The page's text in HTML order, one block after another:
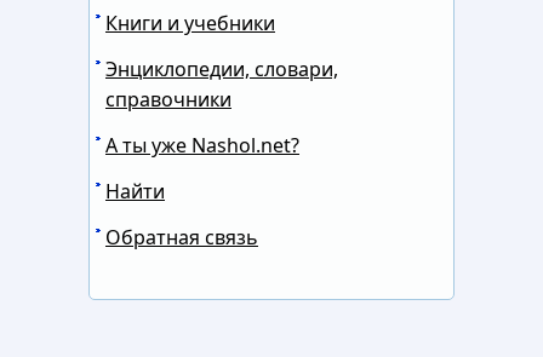
Книги и учебники
Энциклопедии, словари,
справочники
А ты уже Nashol.net?
Найти
Обратная связь